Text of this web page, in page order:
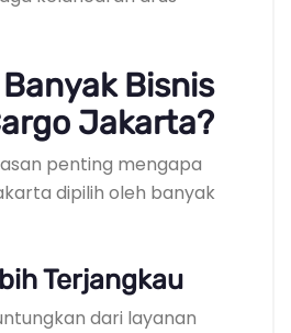
Bisnis
Jakarta?
penting mengapa
dipilih oleh banyak
Terjangkau
dari layanan